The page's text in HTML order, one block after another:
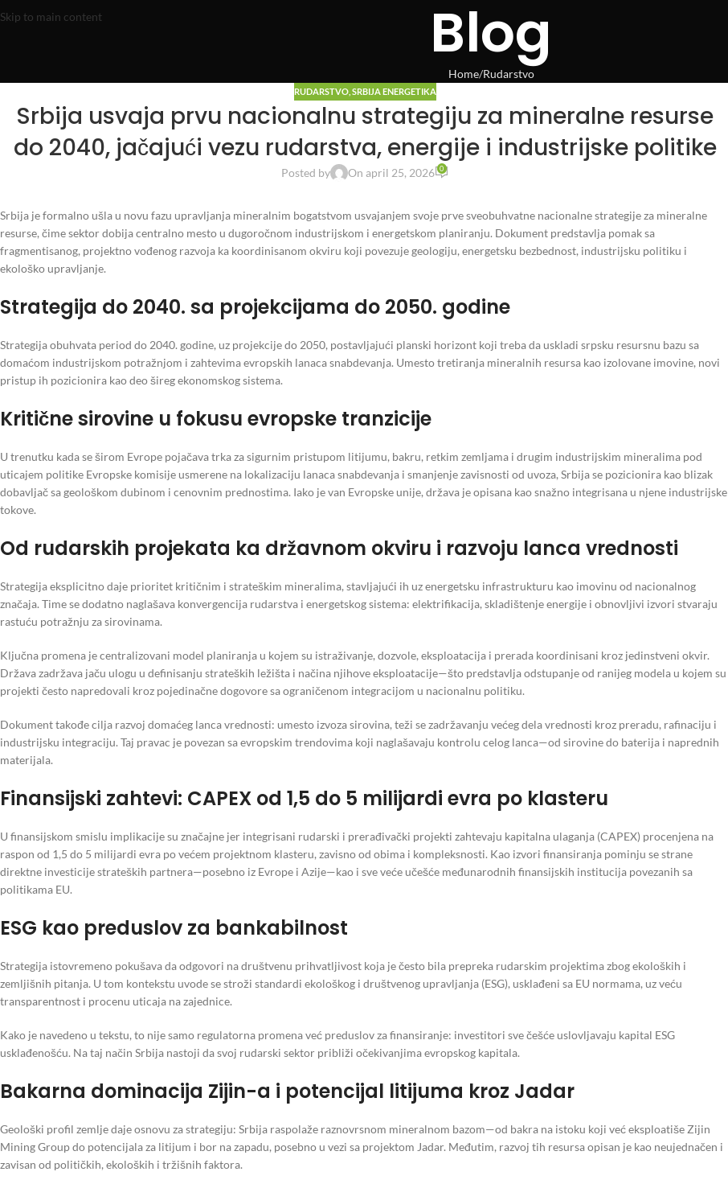
Skip to main content Blog
Home Rudarstvo
RUDARSTVO, SRBIJA ENERGETIKA
Srbija usvaja prvu nacionalnu strategiju za mineralne resurse
do 2040, jačajući vezu rudarstva, energije i industrijske politike
Posted by On april 25, 2026 0
Srbija je formalno ušla u novu fazu upravljanja mineralnim bogatstvom usvajanjem svoje prve sveobuhvatne nacionalne strategije za mineralne
resurse, čime sektor dobija centralno mesto u dugoročnom industrijskom i energetskom planiranju. Dokument predstavlja pomak sa
fragmentisanog, projektno vođenog razvoja ka koordinisanom okviru koji povezuje geologiju, energetsku bezbednost, industrijsku politiku i
ekološko upravljanje.
Strategija do 2040. sa projekcijama do 2050. godine
Strategija obuhvata period do 2040. godine, uz projekcije do 2050, postavljajući planski horizont koji treba da uskladi srpsku resursnu bazu sa
domaćom industrijskom potražnjom i zahtevima evropskih lanaca snabdevanja. Umesto tretiranja mineralnih resursa kao izolovane imovine, novi
pristup ih pozicionira kao deo šireg ekonomskog sistema.
Kritične sirovine u fokusu evropske tranzicije
U trenutku kada se širom Evrope pojačava trka za sigurnim pristupom litijumu, bakru, retkim zemljama i drugim industrijskim mineralima pod
uticajem politike Evropske komisije usmerene na lokalizaciju lanaca snabdevanja i smanjenje zavisnosti od uvoza, Srbija se pozicionira kao blizak
dobavljač sa geološkom dubinom i cenovnim prednostima. Iako je van Evropske unije, država je opisana kao snažno integrisana u njene industrijske
tokove.
Od rudarskih projekata ka državnom okviru i razvoju lanca vrednosti
Strategija eksplicitno daje prioritet kritičnim i strateškim mineralima, stavljajući ih uz energetsku infrastrukturu kao imovinu od nacionalnog
značaja. Time se dodatno naglašava konvergencija rudarstva i energetskog sistema: elektrifikacija, skladištenje energije i obnovljivi izvori stvaraju
rastuću potražnju za sirovinama.
Ključna promena je centralizovani model planiranja u kojem su istraživanje, dozvole, eksploatacija i prerada koordinisani kroz jedinstveni okvir.
Država zadržava jaču ulogu u definisanju strateških ležišta i načina njihove eksploatacije—što predstavlja odstupanje od ranijeg modela u kojem su
projekti često napredovali kroz pojedinačne dogovore sa ograničenom integracijom u nacionalnu politiku.
Dokument takođe cilja razvoj domaćeg lanca vrednosti: umesto izvoza sirovina, teži se zadržavanju većeg dela vrednosti kroz preradu, rafinaciju i
industrijsku integraciju. Taj pravac je povezan sa evropskim trendovima koji naglašavaju kontrolu celog lanca—od sirovine do baterija i naprednih
materijala.
Finansijski zahtevi: CAPEX od 1,5 do 5 milijardi evra po klasteru
U finansijskom smislu implikacije su značajne jer integrisani rudarski i prerađivački projekti zahtevaju kapitalna ulaganja (CAPEX) procenjena na
raspon od 1,5 do 5 milijardi evra po većem projektnom klasteru, zavisno od obima i kompleksnosti. Kao izvori finansiranja pominju se strane
direktne investicije strateških partnera—posebno iz Evrope i Azije—kao i sve veće učešće međunarodnih finansijskih institucija povezanih sa
politikama EU.
ESG kao preduslov za bankabilnost
Strategija istovremeno pokušava da odgovori na društvenu prihvatljivost koja je često bila prepreka rudarskim projektima zbog ekoloških i
zemljišnih pitanja. U tom kontekstu uvode se stroži standardi ekološkog i društvenog upravljanja (ESG), usklađeni sa EU normama, uz veću
transparentnost i procenu uticaja na zajednice.
Kako je navedeno u tekstu, to nije samo regulatorna promena već preduslov za finansiranje: investitori sve češće uslovljavaju kapital ESG
usklađenošću. Na taj način Srbija nastoji da svoj rudarski sektor približi očekivanjima evropskog kapitala.
Bakarna dominacija Zijin-a i potencijal litijuma kroz Jadar
Geološki profil zemlje daje osnovu za strategiju: Srbija raspolaže raznovrsnom mineralnom bazom—od bakra na istoku koji već eksploatiše Zijin
Mining Group do potencijala za litijum i bor na zapadu, posebno u vezi sa projektom Jadar. Međutim, razvoj tih resursa opisan je kao neujednačen i
zavisan od političkih, ekoloških i tržišnih faktora.